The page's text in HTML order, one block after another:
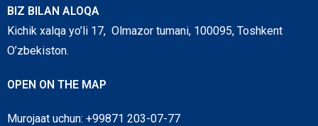
BIZ BILAN ALOQA
Kichik xalqa yo’li 17, Olmazor tumani, 100095, Toshkent
O’zbekiston.
OPEN ON THE MAP
Murojaat uchun: +99871 203-07-77